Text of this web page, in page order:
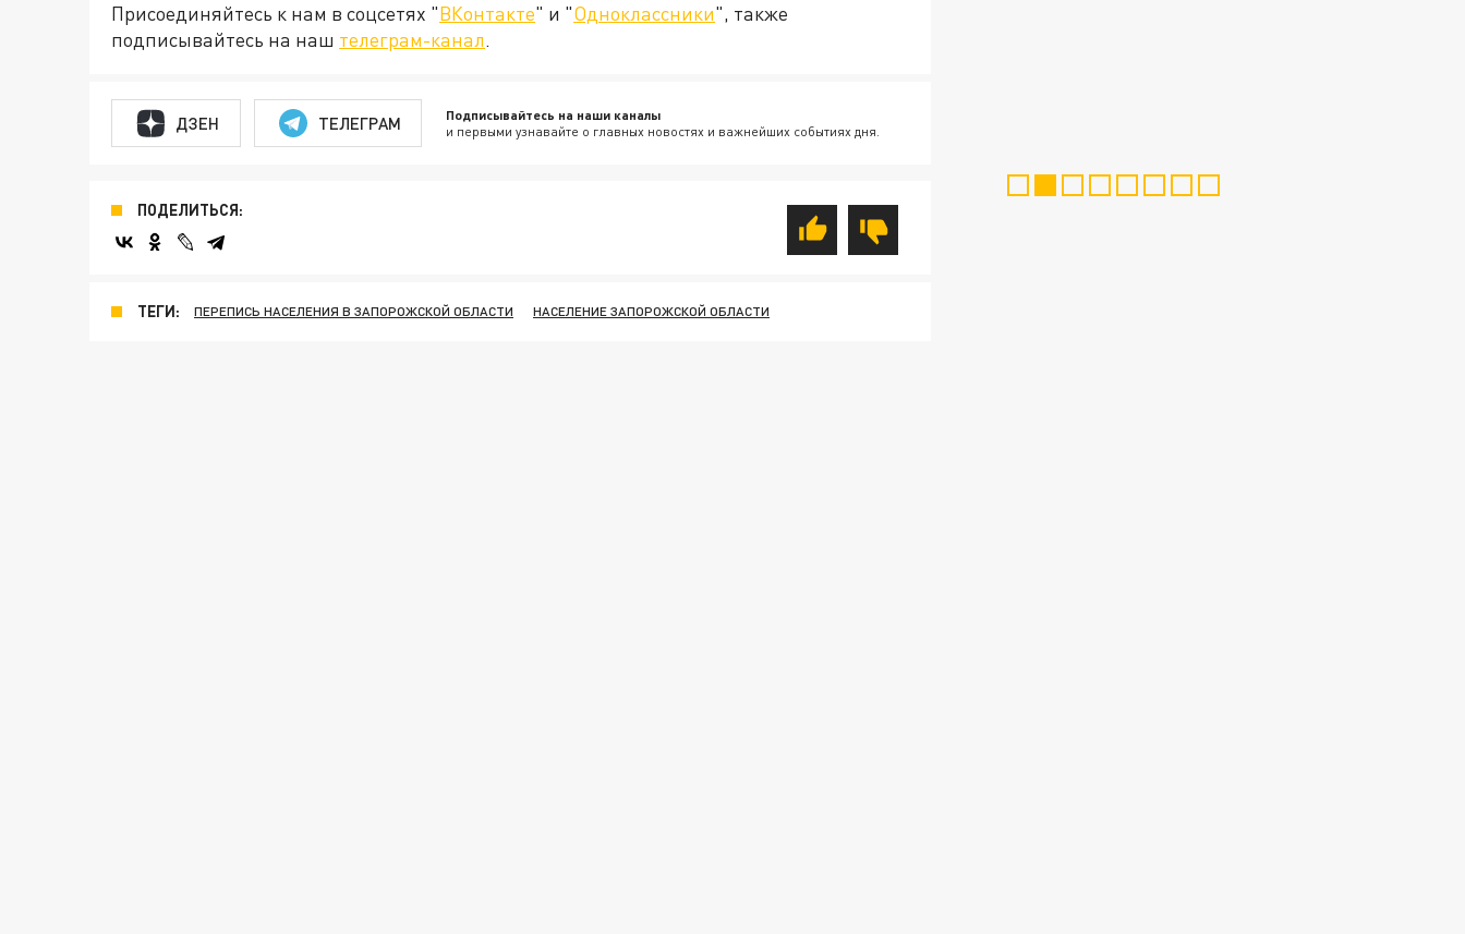
Присоединяйтесь к нам в соцсетях "ВКонтакте" и "Одноклассники", также
подписывайтесь на наш телеграм-канал.
ДЗЕН ТЕЛЕГРАМ Подписывайтесь на наши каналы
и первыми узнавайте о главных новостях и важнейших событиях дня.
ПОДЕЛИТЬСЯ:
ТЕГИ: ПЕРЕПИСЬ НАСЕЛЕНИЯ В ЗАПОРОЖСКОЙ ОБЛАСТИ НАСЕЛЕНИЕ ЗАПОРОЖСКОЙ ОБЛАСТИ